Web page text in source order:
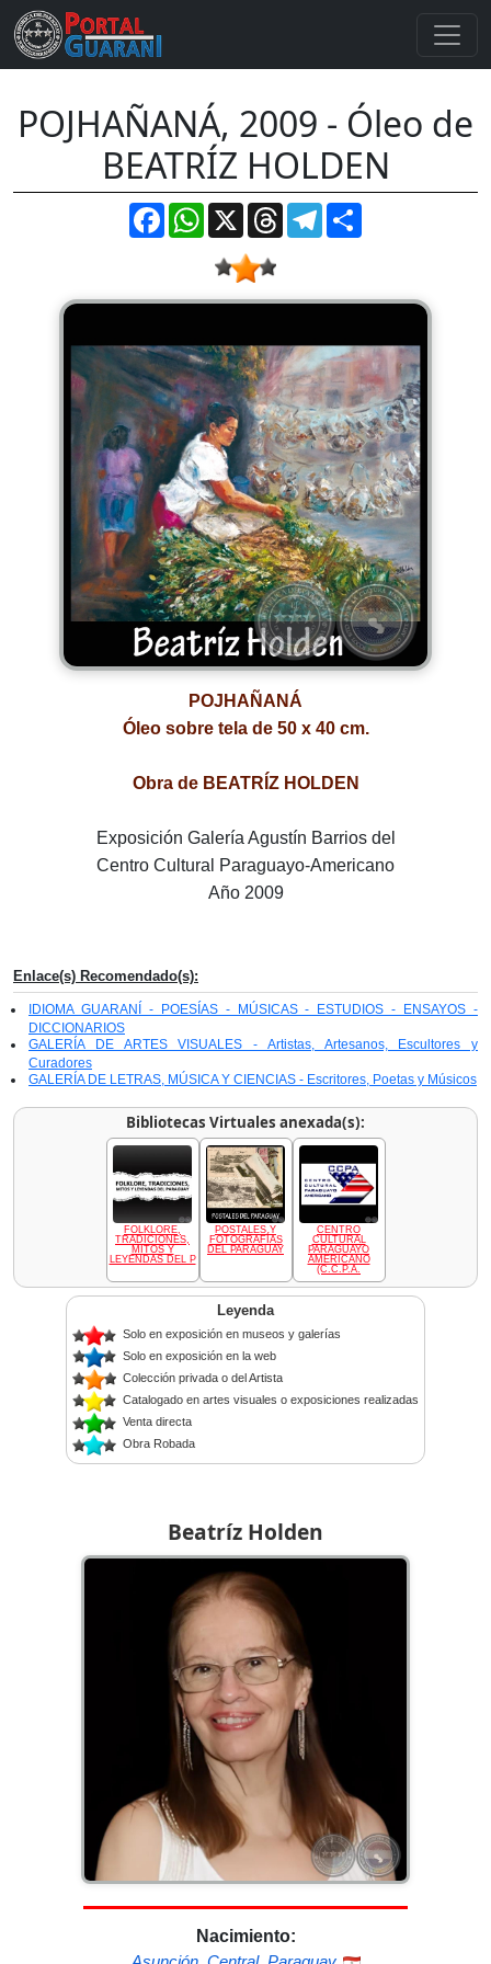
Beatríz Holden
Nacimiento:
POJHAÑANÁ, 2009 - Óleo de
BEATRÍZ HOLDEN
FacebookWhatsApp
X ThreadsTelegram
POJHAÑANÁ
Óleo sobre tela de 50 x 40 cm.
Obra de BEATRÍZ HOLDEN
Exposición Galería Agustín Barrios del
Centro Cultural Paraguayo-Americano
Año 2009
Enlace(s) Recomendado(s):
IDIOMA GUARANÍ - POESÍAS - MÚSICAS - ESTUDIOS - ENSAYOS -
DICCIONARIOS
GALERÍA DE ARTES VISUALES - Artistas, Artesanos, Escultores y
Curadores
GALERÍA DE LETRAS, MÚSICA Y CIENCIAS - Escritores, Poetas y Músicos
Bibliotecas Virtuales anexada(s):
FOLKLORE,
TRADICIONES,
MITOS Y
LEYENDAS DEL P
POSTALES Y
FOTOGRAFÍAS
DEL PARAGUAY
CENTRO
CULTURAL
PARAGUAYO
AMERICANO
(C.C.P.A.
Leyenda
Solo en exposición en museos y galerías
Solo en exposición en la web
Colección privada o del Artista
Catalogado en artes visuales o exposiciones realizadas
Venta directa
Obra Robada